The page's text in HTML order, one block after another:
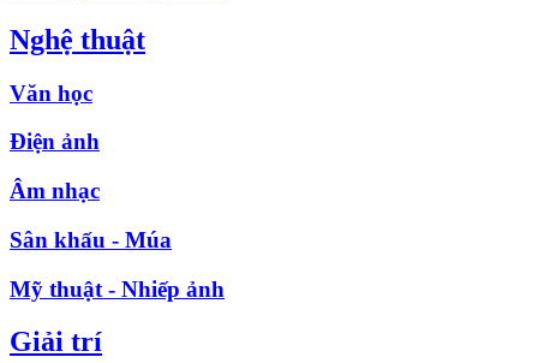
Nghệ thuật
Văn học
Điện ảnh
Âm nhạc
Sân khấu - Múa
Mỹ thuật - Nhiếp ảnh
Giải trí